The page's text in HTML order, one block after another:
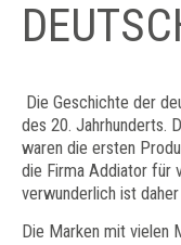
Die Geschichte der
des 20. Jahrhunderts.
waren die ersten
die Firma Addiator für
verwunderlich ist
Die Marken mit vielen